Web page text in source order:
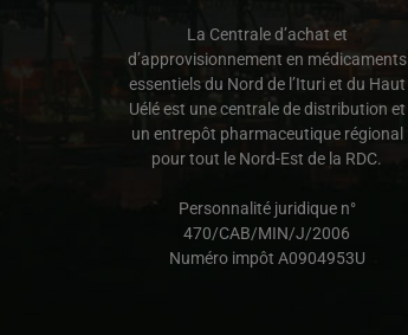
La Centrale d’achat et
d’approvisionnement en médicaments
essentiels du Nord de l’Ituri et du Haut
Uélé est une centrale de distribution et
un entrepôt pharmaceutique régional
pour tout le Nord-Est de la RDC.
Personnalité juridique n°
470/CAB/MIN/J/2006
Numéro impôt A0904953U